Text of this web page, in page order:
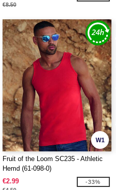
€8.50
W1
Fruit of the Loom SC235 - Athletic
Hemd (61-098-0)
€2.99
-33%